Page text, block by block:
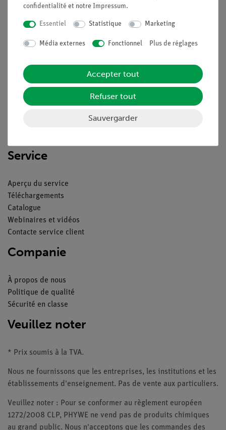
Légal
Contact
Déclaration de confidentialité
Service
Aperçu du service
Téléchargements
Catalogue
Webinaires et vidéos
Contacte service client
Companie
À propos de nous
Politique de qualité
Sécurité en classe
Veuillez noter
* Prix soumis à la TVA.
Nous ne fournissons que les entreprises, les institutions et les
établissements d'enseignement. Pas de vente aux particuliers.
Veuillez noter : Pour se conformer au règlement européen
1272/2008 CLP, PHYWE ne vend pas de produits chimiques
au grand public. Nous n'acceptons que les commandes des
confidentialité et notre Impressum.
Essentiel Statistique Marketing
Média externes Fonctionnel Plus de réglages
Accepter tout
Refuser tout
Sauvergarder